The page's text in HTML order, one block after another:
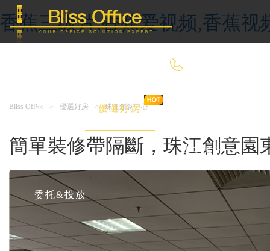
香蕉三级片,香蕉爱视频,香蕉视
首 頁 優選好房
共享辦公
委托&投放
Bliss Office > 優選好房 > 珠江創意中心
簡單裝修帶隔斷，珠江創意